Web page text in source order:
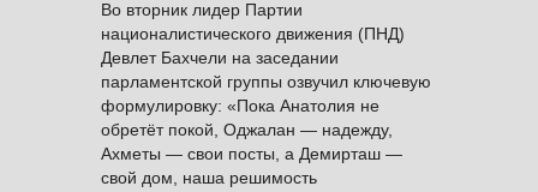
Во вторник лидер Партии
националистического движения (ПНД)
Девлет Бахчели на заседании
парламентской группы озвучил ключевую
формулировку: «Пока Анатолия не
обретёт покой, Оджалан — надежду,
Ахметы — свои посты, а Демирташ —
свой дом, наша решимость